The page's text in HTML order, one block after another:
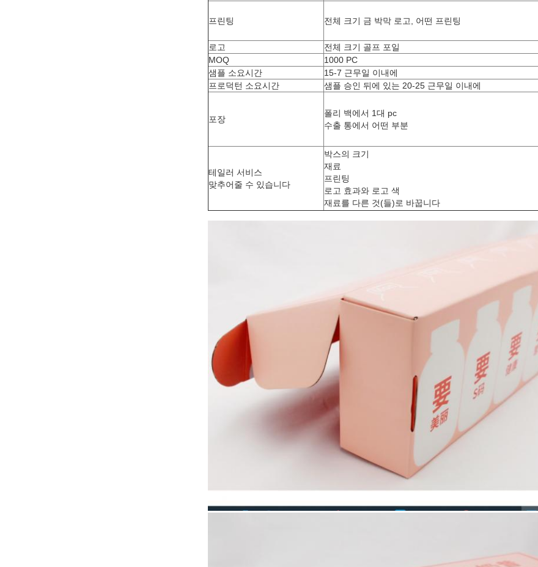
프린팅 전체 크기 금 박막 로고, 어떤 프린팅
로고
전체 크기 골프 포일
MOQ
1000 PC
샘플 소요시간
15-7 근무일 이내에
프로덕턴 소요시간
샘플 승인 뒤에 있는 20-25 근무일 이내에
포장
폴리 백에서 1대 pc
수출 통에서 어떤 부분
테일러 서비스
맞추어줄 수 있습니다
박스의 크기
재료
프린팅
로고 효과와 로고 색
재료를 다른 것(들)로 바꿉니다